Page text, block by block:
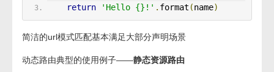
return
'Hello {}!' . format (name)
简洁的url模式匹配基本满足大部分声明场景
动态路由典型的使用例子——静态资源路由